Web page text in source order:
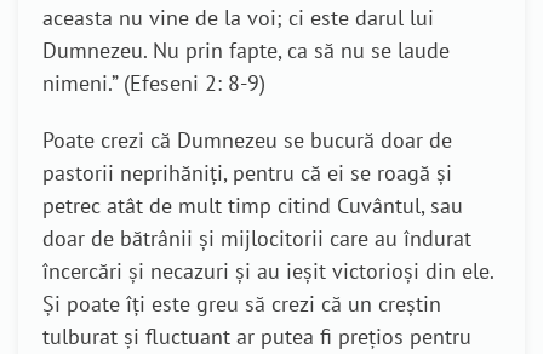
aceasta nu vine de la voi; ci este darul lui
Dumnezeu. Nu prin fapte, ca să nu se laude
nimeni.” (Efeseni 2: 8-9)
Poate crezi că Dumnezeu se bucură doar de
pastorii neprihăniţi, pentru că ei se roagă și
petrec atât de mult timp citind Cuvântul, sau
doar de bătrânii și mijlocitorii care au îndurat
încercări și necazuri și au ieşit victorioşi din ele.
Și poate îți este greu să crezi că un creștin
tulburat și fluctuant ar putea fi prețios pentru